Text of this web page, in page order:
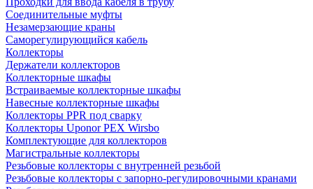
Соединительные муфты
Незамерзающие краны
Саморегулирующийся кабель
Коллекторы
Держатели коллекторов
Коллекторные шкафы
Встраиваемые коллекторные шкафы
Навесные коллекторные шкафы
Коллекторы PPR под сварку
Коллекторы Uponor PEX Wirsbo
Комплектующие для коллекторов
Магистральные коллекторы
Резьбовые коллекторы с внутренней резьбой
Резьбовые коллекторы с запорно-регулировочными кранами